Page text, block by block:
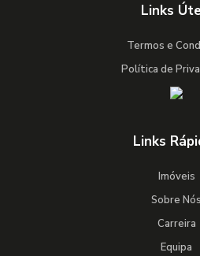
Links
Termos e
Política de
Links
Imóveis
Sobre Nós
Carreira
Equipa